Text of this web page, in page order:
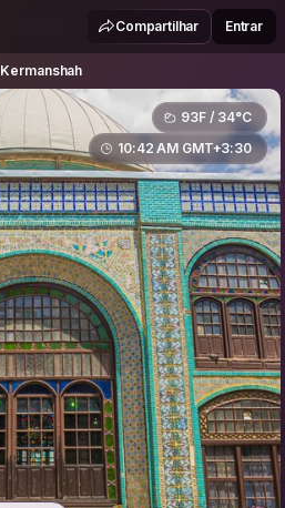
KermanshahCompartilhar Entrar
Kermanshah
93F / 34°C
10:42 AM GMT+3:30